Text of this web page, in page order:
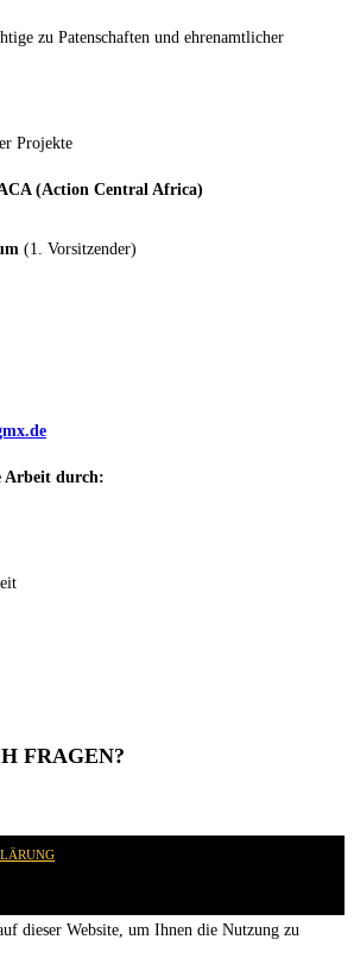
zu Patenschaften und ehrenamtlicher
(Action Central Africa)
(1. Vorsitzender)
Arbeit durch:
FRAGEN?
dieser Website, um Ihnen die Nutzung zu